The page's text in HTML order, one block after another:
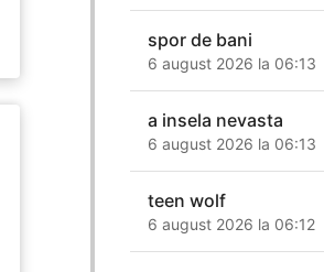
spor de bani
6 august 2026 la 06:13
a insela nevasta
6 august 2026 la 06:13
teen wolf
6 august 2026 la 06:12